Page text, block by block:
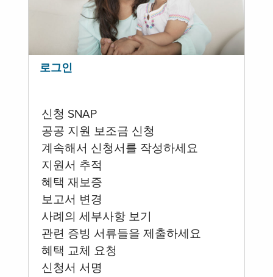
로그인
신청 SNAP
공공 지원 보조금 신청
계속해서 신청서를 작성하세요
지원서 추적
혜택 재보증
보고서 변경
사례의 세부사항 보기
관련 증빙 서류들을 제출하세요
혜택 교체 요청
신청서 서명